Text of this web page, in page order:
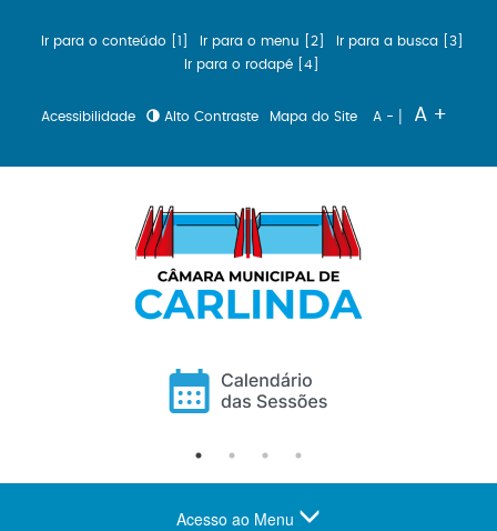
Ir para o conteúdo [1] Ir para o menu [2]
Ir para a busca [3]
Ir para o rodapé [4]
Acessibilidade Alto Contraste Mapa do Site A - | A +
Acesso ao Menu